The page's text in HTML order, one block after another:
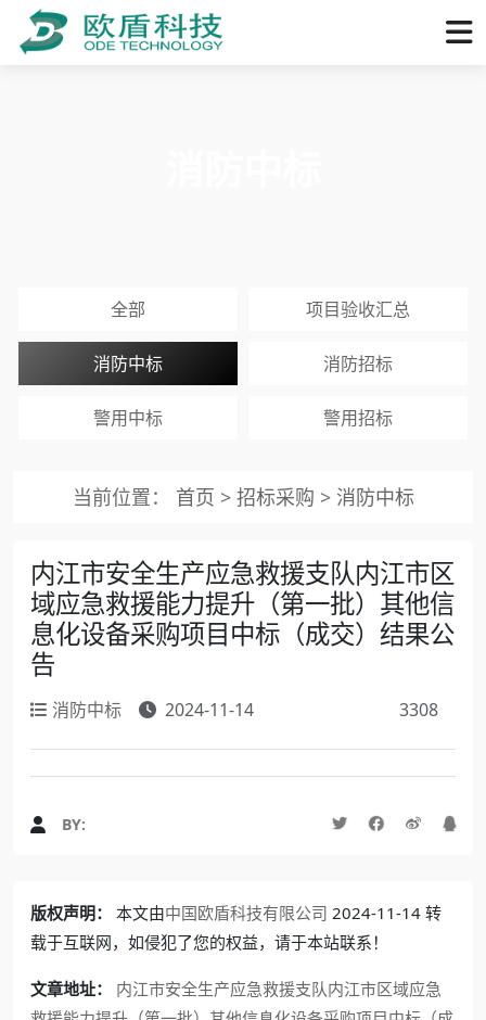
全部 项目验收汇总
消防中标 消防招标
警用中标 警用招标
当前位置： 首页 > 招标采购 > 消防中标
内江市安全生产应急救援支队内江市区
域应急救援能力提升（第一批）其他信
息化设备采购项目中标（成交）结果公
告
消防中标 2024-11-14 3308
BY:
版权声明： 本文由中国欧盾科技有限公司 2024-11-14 转
载于互联网，如侵犯了您的权益，请于本站联系！
文章地址：
内江市安全生产应急救援支队内江市区域应急